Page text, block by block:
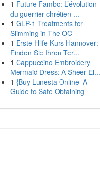
1 Future Fambo: L’évolution
du guerrier chrétien ...
1 GLP-1 Treatments for
Slimming in The OC
1 Erste Hilfe Kurs Hannover:
Finden Sie Ihren Ter...
1 Cappuccino Embroidery
Mermaid Dress: A Sheer El...
1 {Buy Lunesta Online: A
Guide to Safe Obtaining